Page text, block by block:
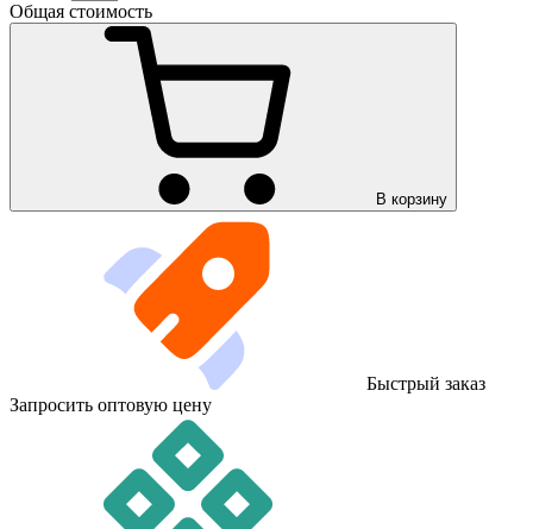
Общая стоимость
В корзину
Быстрый заказ
Запросить оптовую цену